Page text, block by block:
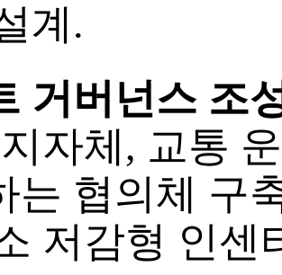
계.
거버넌스 조
자체, 교통
는 협의체 구
저감형 인센